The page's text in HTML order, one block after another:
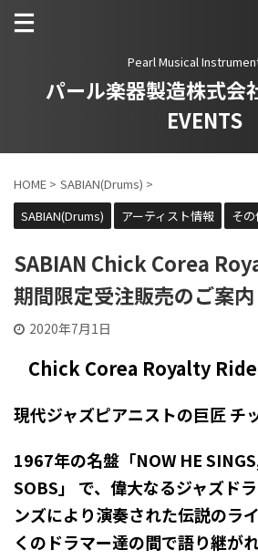
Pearl Musical
パール楽器製造株式会
EVENTS
HOME > SABIAN(Drums) >
SABIAN(Drums)
アーティスト情報 そ
SABIAN Chick Corea
期間限定受注販売のご案内
2020年7月1日
Chick Corea Royalty
現代ジャズピアニストの巨匠 チ
1967年の名盤「NOW HE
SOBS」 で、偉大なるジャズド
ンズにより演奏された伝説のラ
くのドラマー達の間で語り継が